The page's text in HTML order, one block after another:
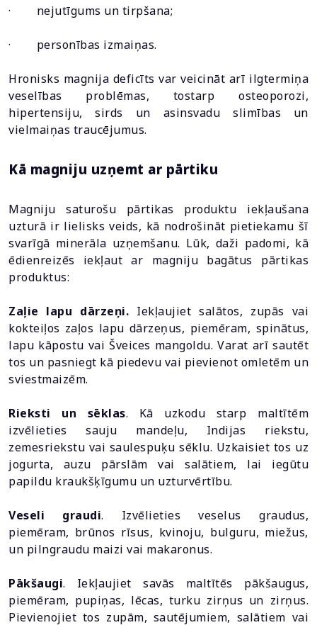
· nejutīgums un tirpšana;
· personības izmaiņas.
Hronisks magnija deficīts var veicināt arī ilgtermiņa
veselības problēmas, tostarp osteoporozi,
hipertensiju, sirds un asinsvadu slimības un
vielmaiņas traucējumus.
Kā magniju uzņemt ar pārtiku
Magniju saturošu pārtikas produktu iekļaušana
uzturā ir lielisks veids, kā nodrošināt pietiekamu šī
svarīgā minerāla uzņemšanu. Lūk, daži padomi, kā
ēdienreizēs iekļaut ar magniju bagātus pārtikas
produktus:
Zaļie lapu dārzeņi. Iekļaujiet salātos, zupās vai
kokteiļos zaļos lapu dārzeņus, piemēram, spinātus,
lapu kāpostu vai Šveices mangoldu. Varat arī sautēt
tos un pasniegt kā piedevu vai pievienot omletēm un
sviestmaizēm.
Rieksti un sēklas. Kā uzkodu starp maltītēm
izvēlieties sauju mandeļu, Indijas riekstu,
zemesriekstu vai saulespuķu sēklu. Uzkaisiet tos uz
jogurta, auzu pārslām vai salātiem, lai iegūtu
papildu kraukšķīgumu un uzturvērtību.
Veseli graudi. Izvēlieties veselus graudus,
piemēram, brūnos rīsus, kvinoju, bulguru, miežus,
un pilngraudu maizi vai makaronus.
Pākšaugi. Iekļaujiet savās maltītēs pākšaugus,
piemēram, pupiņas, lēcas, turku zirņus un zirņus.
Pievienojiet tos zupām, sautējumiem, salātiem vai